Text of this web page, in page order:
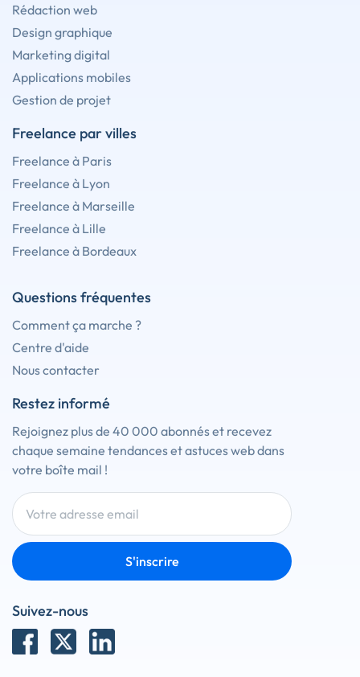
Rédaction web
Design graphique
Marketing digital
Applications mobiles
Gestion de projet
Freelance par villes
Freelance à Paris
Freelance à Lyon
Freelance à Marseille
Freelance à Lille
Freelance à Bordeaux
Questions fréquentes
Comment ça marche ?
Centre d'aide
Nous contacter
Restez informé
Rejoignez plus de 40 000 abonnés et recevez
chaque semaine tendances et astuces web dans
votre boîte mail !
S'inscrire
Suivez-nous